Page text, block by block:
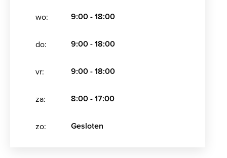
wo: 9:00 - 18:00
do: 9:00 - 18:00
vr: 9:00 - 18:00
za: 8:00 - 17:00
zo: Gesloten